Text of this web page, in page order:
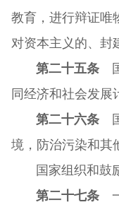
教育，进行辩证唯
对资本主义的、封
第二十五条国
同经济和社会发展
第二十六条国
境，防治污染和其
国家组织和鼓励
第二十七条一